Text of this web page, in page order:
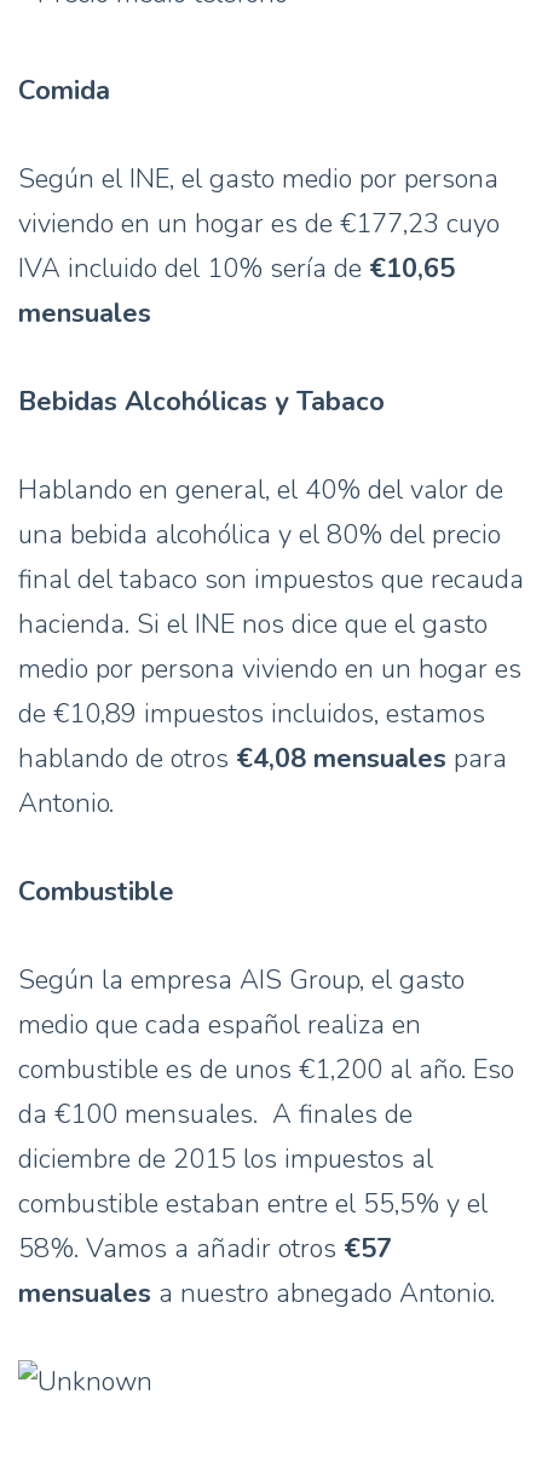
Comida
Según el INE, el gasto medio por persona
viviendo en un hogar es de €177,23 cuyo
IVA incluido del 10% sería de €10,65
mensuales
Bebidas Alcohólicas y Tabaco
Hablando en general, el 40% del valor de
una bebida alcohólica y el 80% del precio
final del tabaco son impuestos que recauda
hacienda. Si el INE nos dice que el gasto
medio por persona viviendo en un hogar es
de €10,89 impuestos incluidos, estamos
hablando de otros €4,08 mensuales para
Antonio.
Combustible
Según la empresa AIS Group, el gasto
medio que cada español realiza en
combustible es de unos €1,200 al año. Eso
da €100 mensuales. A finales de
diciembre de 2015 los impuestos al
combustible estaban entre el 55,5% y el
58%. Vamos a añadir otros €57
mensuales a nuestro abnegado Antonio.